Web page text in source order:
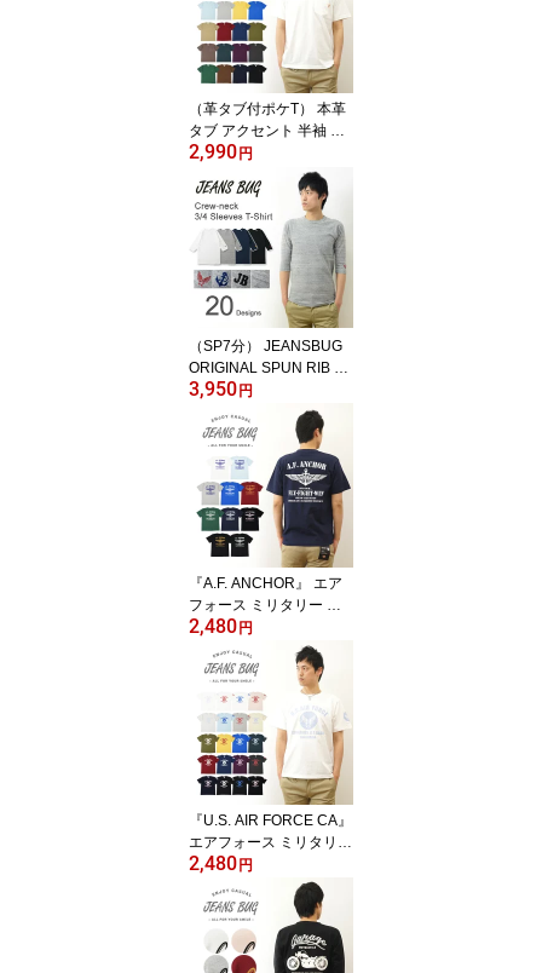
（革タブ付ポケT） 本革
タブ アクセント 半袖 無
地 ポケット Tシャツ メン
ズ レディース ゆったり
オーバーサイズ 大きいサ
イズ ビッグサイズ対応 X
L 2L XXL 3L オリジナル
ブランド 丸胴 厚手 トッ
プス Tシャツ ティーシャ
ツ おしゃれ 白 黒 胸ポケ
ット付き 【PKST-L1】
2,990円
（SP7分） JEANSBUG
ORIGINAL SPUN RIB K
NIT T-SHIRT オリジナル
スパン フライス 7分袖 ク
ルーネック Tシャツ メン
ズ レディース 刺繍 無地
七分袖 ストレッチ 伸縮
インナー ラグラン Tシャ
ツ 厚手 シンプル 重ね着
白 黒 グレー 紺 透けない
下着 五分袖 【SP7T】
3,950円
『A.F. ANCHOR』 エア
フォース ミリタリー プ
リント 半袖 Tシャツ メン
ズ レディース ゆったり
オーバーサイズ 大きいサ
イズ ビッグサイズ対応 X
L 2L XXL 3L オリジナル
ブランド 丸胴 厚手 ティ
ーシャツ おしゃれ 白 黒
アメリカ 空軍 米軍 Air F
orce イカリ 【ST-AFANC
HO】
2,480円
『U.S. AIR FORCE CA』
エアフォース ミリタリー
プリント 半袖 Tシャツ メ
ンズ レディース ゆった
り オーバーサイズ 大き
いサイズ ビッグサイズ対
応 XL 2L XXL 3L オリジ
2,480円